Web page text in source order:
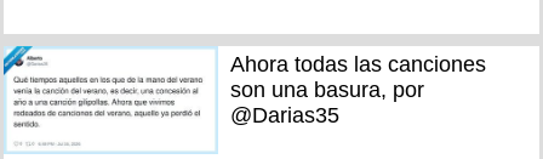
Ahora todas las canciones
son una basura, por
@Darias35